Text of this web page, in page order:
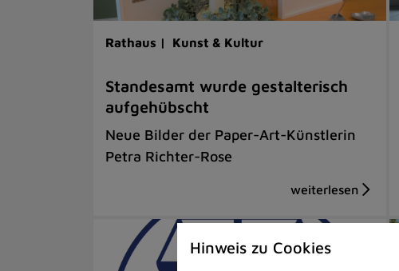
Rathaus | Kunst & Kultur
Standesamt wurde gestalterisch
aufgehübscht
Neue Bilder der Paper-Art-Künstlerin
Petra Richter-Rose
Hinweis zu Cookies